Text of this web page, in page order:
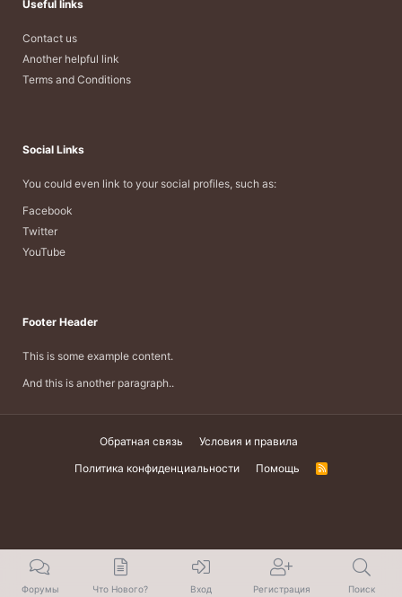
Useful links
Contact us
Another helpful link
Terms and Conditions
Social Links
You could even link to your social profiles, such as:
Facebook
Twitter
YouTube
Footer Header
This is some example content.
And this is another paragraph..
Обратная связь
Условия и правила
Политика конфиденциальности
Помощь
R
Форумы Что Нового? Вход Регистрация Поиск